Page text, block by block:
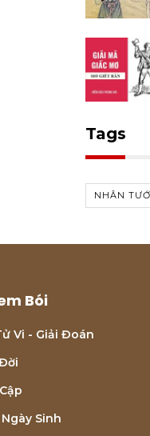
Tags
NHÂN
Bói
Vi - Giải Đoán
Sinh